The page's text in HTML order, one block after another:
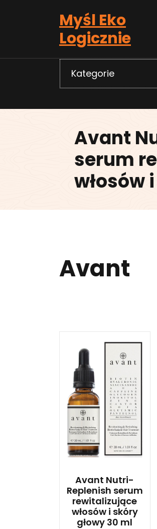
Myśl Eko
Logicznie
Kategorie
Avant
serum
włosów
Avant
Avant Nutri-
Replenish serum
rewitalizujące
włosów i skóry
głowy 30 ml